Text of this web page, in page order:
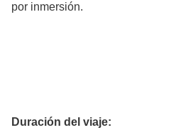
por inmersión.
Duración del viaje: